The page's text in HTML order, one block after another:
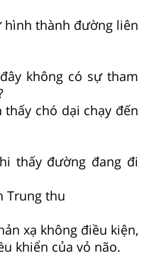
hình thành đường liên
không có sự tham
chó dại chạy đến
thấy đường đang đi
Trung thu
xạ không điều kiện,
khiển của vỏ não.